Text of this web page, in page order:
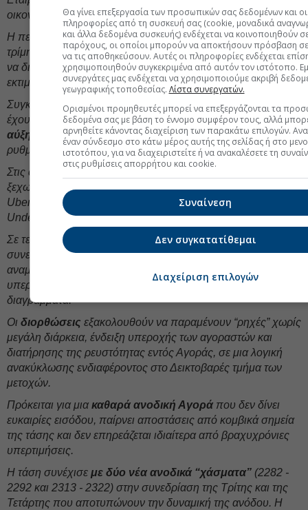
οικονομίας.
Η περίοδος ανακοίνωσης αποτελεσμάτων για το τέταρτο
τρίμηνο του 2025 συνεχίζεται με την τάση της κερδοφορίας
να διατηρείται σε ικανοποιητικά επίπεδα, σε σχέση με τις
εκτιμήσεις της Αγοράς.
Συγκεκριμένα, από τις 106 Εταιρείες του S&P 500 που
έχουν δημοσιεύσει αποτελέσματα,τα έσοδα εμφανίζουν
αύξηση 7,9%,ενώ η καθαρή κερδοφορία ενισχύεται με
ρυθμό 14,9%.
Στις ανακοινώσεις της πρώτης εβδομάδας του Φεβρουαρίου
ξεχωρίζουν οι Disney, Palantir, AMD, Super Micro Computer,
Uber, Amazon, Qualcomm, Snap, MicroStrategy, Roblox και
Under Armour.
Σε τεχνικό επίπεδο, ο
Γενικός Δείκτηςσυμπλήρωσε 7
συνεχόμενες ανοδικές εβδομάδες και όπως είναι
αναμενόμενο οι ταλαντωτές έχουν εισέλθει σε σφοδρές
υπερτιμήσεις στα ημερήσια, εβδομαδιαία και μηνιαία
διαγράμματα.
Οι διορθώσεις εξακολουθούν να παραμένουν “ρηχές” χωρίς
μεγάλη διάρκεια, ένδειξη υπεροχής των αγοραστών και
διατήρησης της ρευστότητας εντός Αγοράς, σε μια λογική
ανακύκλωσης ενδιαφέροντος στο Δεικτοβαρές τμήμα των
μετοχών.
Πρόκειται για μια καθαρά ανοδική Αγορά που δεν δίνει
ευκαιρίες εισόδου, παίρνει αποστάσεις από κομβικά σημεία
της τάσης και δεν επηρεάζεται ιδιαίτερα από βραχυχρόνιες
υπερτιμήσεις.
Η τάση συνέχισε με δύο νέα ανοδικά “χάσματα” (2282 -
2292 και 2313 - 2322) στην συνεδρίαση της Τρίτης και της
Τετάρτης που αποτυπώνουν την δυναμική της ανόδου. Η
Θα γίνει επεξεργασία των προσωπικών σας δεδομένων και οι
πληροφορίες από τη συσκευή σας (cookie, μοναδικά
και άλλα δεδομένα συσκευής) ενδέχεται να κοινοποιηθούν
παρόχους, οι οποίοι μπορούν να αποκτήσουν πρόσβαση
να τις αποθηκεύσουν. Αυτές οι πληροφορίες ενδέχεται
χρησιμοποιηθούν συγκεκριμένα από αυτόν τον ιστότοπο.
συνεργάτες μας ενδέχεται να χρησιμοποιούμε ακριβή
γεωγραφικής τοποθεσίας. Λίστα συνεργατών.
Ορισμένοι προμηθευτές μπορεί να επεξεργάζονται τα
δεδομένα σας με βάση το έννομο συμφέρον τους, αλλά
αρνηθείτε κάνοντας διαχείριση των παρακάτω επιλογών.
έναν σύνδεσμο στο κάτω μέρος αυτής της σελίδας ή στο
ιστοτόπου, για να διαχειριστείτε ή να ανακαλέσετε τη
στις ρυθμίσεις απορρήτου και cookie.
Συναίνεση
Δεν συγκατατίθεμαι
Διαχείριση επιλογών